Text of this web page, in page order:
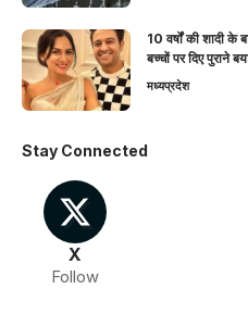
10 वर्षों की शादी के
बच्चों पर दिए पुराने
मध्यप्रदेश
Stay Connected
X
Follow